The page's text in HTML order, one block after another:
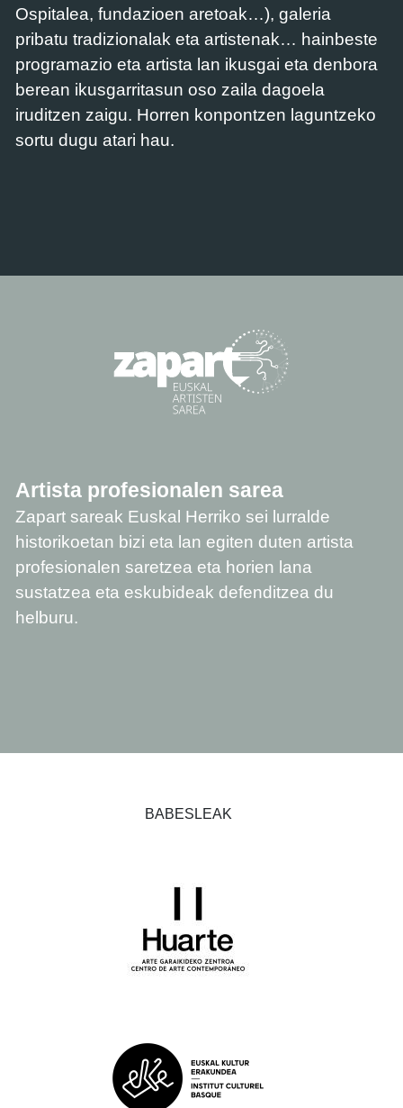
Ospitalea, fundazioen aretoak…), galeria
pribatu tradizionalak eta artistenak… hainbeste
programazio eta artista lan ikusgai eta denbora
berean ikusgarritasun oso zaila dagoela
iruditzen zaigu. Horren konpontzen laguntzeko
sortu dugu atari hau.
Artista profesionalen sarea
Zapart sareak Euskal Herriko sei lurralde
historikoetan bizi eta lan egiten duten artista
profesionalen saretzea eta horien lana
sustatzea eta eskubideak defenditzea du
helburu.
BABESLEAK